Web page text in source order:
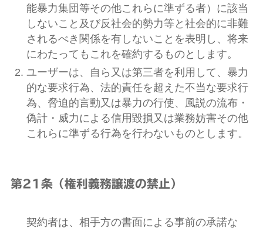
能暴力集団等その他これらに準ずる者）に該当
しないこと及び反社会的勢力等と社会的に非難
されるべき関係を有しないことを表明し、将来
にわたってもこれを確約するものとします。
ユーザーは、自ら又は第三者を利用して、暴力
的な要求行為、法的責任を超えた不当な要求行
為、脅迫的言動又は暴力の行使、風説の流布・
偽計・威力による信用毀損又は業務妨害その他
これらに準ずる行為を行わないものとします。
第21条（権利義務譲渡の禁止）
契約者は、相手方の書面による事前の承諾な